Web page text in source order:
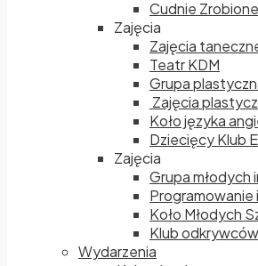
Cudnie
Zajęcia
Zajęcia
Teatr KDM
Grupa
Zajęcia
Koło języka
Dziecięcy Klub
Zajęcia
Grupa
Programowanie
Koło Młodych
Klub
Wydarzenia